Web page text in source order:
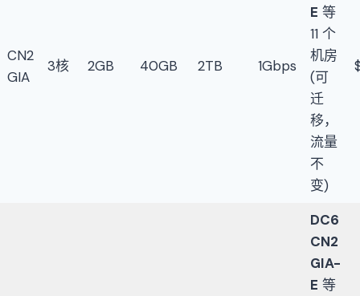
CN2
GIA
3核 2GB 40GB 2TB 1Gbps
E 等
11 个
机房
(可
迁
移，
流量
不
变)
DC6
CN2
GIA-
E 等